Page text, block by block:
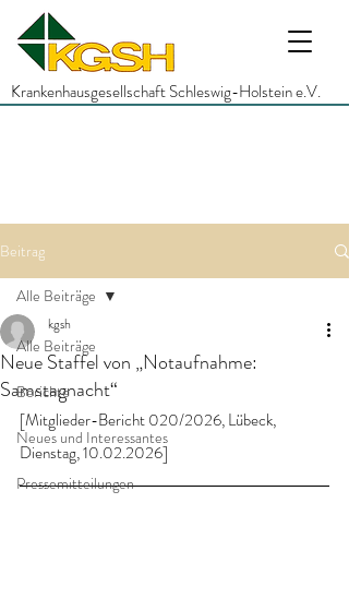
Krankenhausgesellschaft Schleswig-Holstein e.V.
Beitrag
Alle Beiträge
Berichte
Neues und Interessantes
Pressemitteilungen
Alle Beiträge
Neue Staffel von „Notaufnahme:
Samstagnacht“
kgsh
[Mitglieder-Bericht 020/2026, Lübeck,
Dienstag, 10.02.2026]